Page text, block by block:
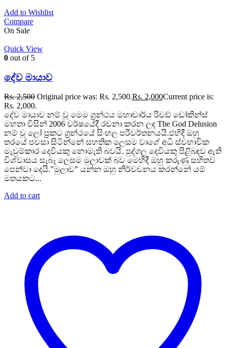
Add to Wishlist
Compare
On Sale
Quick View
0 out of 5
දේව මායාව
Rs.2,500 Original price was: Rs. 2,500.Rs. 2,000Current price is:
Rs. 2,000.
දේව මායාව නම් වූ මෙම ග්‍රන්ථය මහාචාර්ය රිචඩ් ඩෝකින්ස්
මහතා විසින් 2006 වර්ෂයේදී රචනා කරන ලද The God Delusion
නම් වූ ලෝ ප්‍රකට ග්‍රන්ථයේ සිංහල පරිවර්තනයයි.එහිදී ඔහු
තරයේ පවසා සිටින්නේ සහතික ලෙසම වාගේ අධි ස්වභාවික
මැවුම්කාර දෙවියකු නොමැති බවයි. පුද්ගල දෙවියකු පිළිබඳව ඇති
විශ්වාසය සැබෑ ලෙසම මුලාවක් බව මෙහිදී ඔහු කරුණු සහිතව
පෙන්වා දෙයි."මුලාව" යන්න ඔහු නිර්වචනය කරන්නේ යම්
මතයකට...
Add to cart